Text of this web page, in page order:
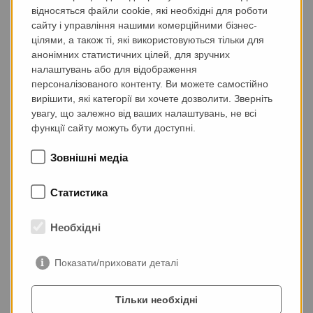
гибкістю.
Мобільний модульний і масштабуємий завод з
виробництвазбірного залізобетону створює
абсолютно нові можливості для виробництва на місці
високоякісних збірних залізобетонних деталей.
Цікавими є також переваги в розрахунку пропозиції для
пропонувати високоякісні збірні залізобетонні деталі з
витратами. Незалежність заводу від місця
проектних тендерах - навіть без інвестицій в відповідну
Бетонозмішувальна установка Екструдер
відносяться файли cookie, які необхідні для роботи
сайту і управління нашими комерційними бізнес-
цілями, а також ті, які використовуються тільки для
анонімних статистичних цілей, для зручних
налаштувань або для відображення
персоналізованого контенту. Ви можете самостійно
вирішити, які категорії ви хочете дозволити. Зверніть
увагу, що залежно від ваших налаштувань, не всі
функції сайту можуть бути доступні.
Зовнішні медіа
Статистика
Необхідні
Показати/приховати деталі
Тільки необхідні